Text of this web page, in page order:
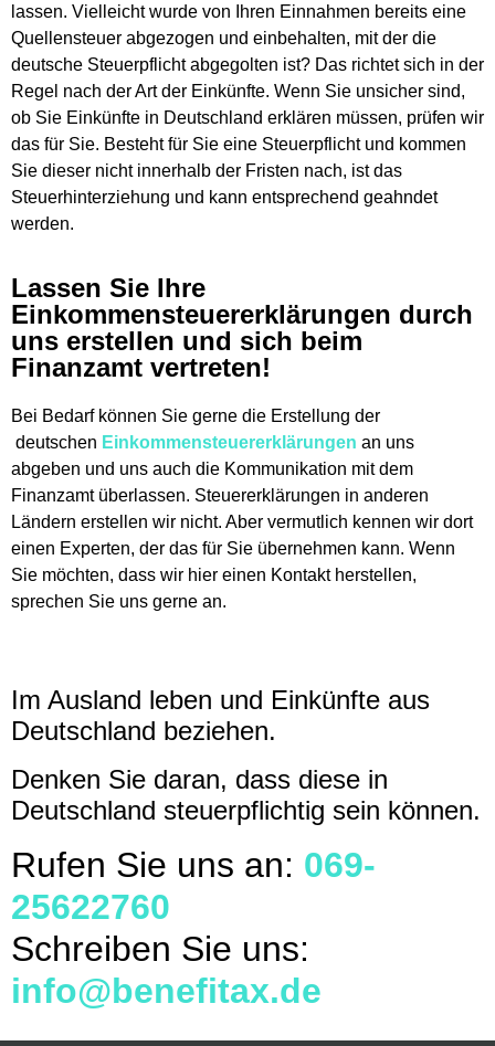
lassen. Vielleicht wurde von Ihren Einnahmen bereits eine
Quellensteuer abgezogen und einbehalten, mit der die
deutsche Steuerpflicht abgegolten ist? Das richtet sich in der
Regel nach der Art der Einkünfte. Wenn Sie unsicher sind,
ob Sie Einkünfte in Deutschland erklären müssen, prüfen wir
das für Sie. Besteht für Sie eine Steuerpflicht und kommen
Sie dieser nicht innerhalb der Fristen nach, ist das
Steuerhinterziehung und kann entsprechend geahndet
werden.
Lassen Sie Ihre
Einkommensteuererklärungen durch
uns erstellen und sich beim
Finanzamt vertreten!
Bei Bedarf können Sie gerne die Erstellung der
deutschen Einkommensteuererklärungen an uns
abgeben und uns auch die Kommunikation mit dem
Finanzamt überlassen. Steuererklärungen in anderen
Ländern erstellen wir nicht. Aber vermutlich kennen wir dort
einen Experten, der das für Sie übernehmen kann. Wenn
Sie möchten, dass wir hier einen Kontakt herstellen,
sprechen Sie uns gerne an.
Im Ausland leben und Einkünfte aus
Deutschland beziehen.
Denken Sie daran, dass diese in
Deutschland steuerpflichtig sein können.
Rufen Sie uns an: 069-
25622760
Schreiben Sie uns:
info@benefitax.de